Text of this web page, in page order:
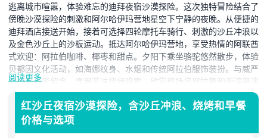
逃离城市喧嚣，体验难忘的迪拜夜宿沙漠探险。这次独特冒险结合了
傍晚沙漠探险的刺激和阿尔哈伊玛营地星空下宁静的夜晚。从便捷的
迪拜酒店接送开始，接着可选择四轮摩托车骑行、刺激的沙丘冲浪以
及金色沙丘上的沙板运动。抵达阿尔哈伊玛营地，享受热情的阿联酋
式欢迎：阿拉伯咖啡、椰枣和甜点。夕阳下乘坐骆驼悠然散步，体验
贝都因文化活动，如海娜纹身、水烟和传统阿拉伯服饰装扮。与威严
的猎鹰合影留念，享用美味烧烤晚宴，欣赏现场塔努拉舞和海湾舞演
出。夜晚，透过望远镜观星，品尝新泡制的阿拉伯茶。舒适睡在传统
帐篷中，醒来欣赏壮丽的沙漠日出。最后骑骆驼车队游览，享用传统
阿拉伯早餐。此行程适合情侣、家庭及冒险爱好者，保证带来真实神
奇的沙漠体验。
阅读更多
红沙丘夜宿沙漠探险，含沙丘冲浪、烧烤和早餐
价格与选项